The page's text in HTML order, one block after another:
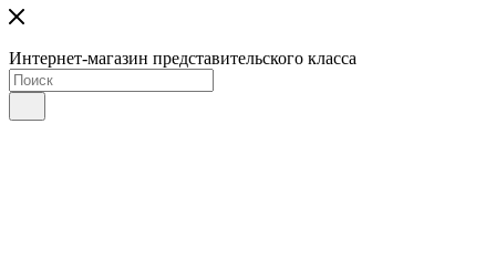
Интернет-магазин представительского класса